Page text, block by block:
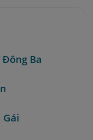
Đông Ba
Gái